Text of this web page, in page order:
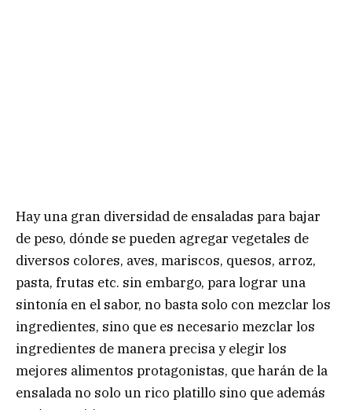
Hay una gran diversidad de ensaladas para bajar
de peso, dónde se pueden agregar vegetales de
diversos colores, aves, mariscos, quesos, arroz,
pasta, frutas etc. sin embargo, para lograr una
sintonía en el sabor, no basta solo con mezclar los
ingredientes, sino que es necesario mezclar los
ingredientes de manera precisa y elegir los
mejores alimentos protagonistas, que harán de la
ensalada no solo un rico platillo sino que además